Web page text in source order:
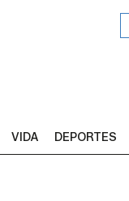
VIDA DEPORTES